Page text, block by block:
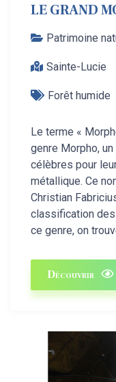
LE GRAND
Patrimoine
Sainte-Lucie
Forêt humide
Le terme «
genre Morpho,
célèbres pour
métallique. Ce
Christian
classification
ce genre, on
Découvrir